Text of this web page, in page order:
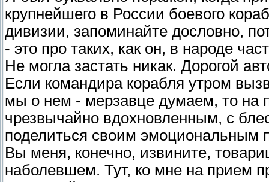
крупнейшего в России боевого
дивизии, запоминайте дословно,
- это про таких, как он, в народе
Не могла застать никак. Дорогой
Если командира корабля утром
мы о нем - мерзавце думаем, то на
чрезвычайно вдохновленным, с
поделиться своим
Вы меня, конечно, извините,
наболевшем. Тут, ко мне на прием